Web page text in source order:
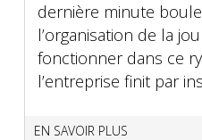
dernière minute
l’organisation de la
fonctionner dans ce
l’entreprise finit par
EN SAVOIR PLUS